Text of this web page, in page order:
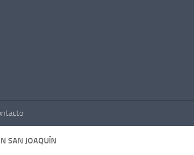
SAN JOAQUÍN